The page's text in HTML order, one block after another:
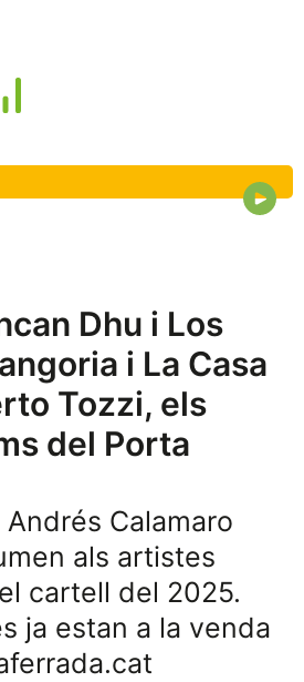
Dhu i Los
i La Casa
Tozzi, els
del Porta
Andrés Calamaro
als artistes
cartell del 2025.
ja estan a la venda